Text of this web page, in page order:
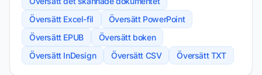
Översätt Excel-fil
Översätt PowerPoint
Översätt EPUB
Översätt boken
Översätt InDesign
Översätt CSV Översätt TXT